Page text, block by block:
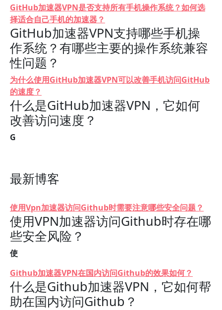
GitHub加速器VPN是否支持所有手机操作系统？如何选
择适合自己手机的加速器？
GitHub加速器VPN支持哪些手机操
作系统？有哪些主要的操作系统兼容
性问题？
为什么使用GitHub加速器VPN可以改善手机访问GitHub
的速度？
什么是GitHub加速器VPN，它如何
改善访问速度？
G
最新博客
使用Vpn加速器访问Github时需要注意哪些安全问题？
使用VPN加速器访问Github时存在哪
些安全风险？
使
Github加速器VPN在国内访问Github的效果如何？
什么是Github加速器VPN，它如何帮
助在国内访问Github？